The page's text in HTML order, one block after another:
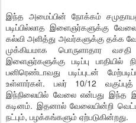
இந்த அமைப்பின் நோக்கம்
படிப்பில்லாத இளைஞர்களுக்கு
கல்வி அளித்து அவர்களுக்கு தக்க
முக்கியமாக பொருளாதார
இளைஞர்களுக்கு படிப்பு பாதியில்
பனிரெண்டாவது படிப்புடன்
உள்ளார்கள். பலர் 10/12
இந்நிலையில் வேலை என்பது இந்த
கடினம். இதனால் வேலையின்றி
நட்பும், பழக்கங்களும் ஏற்படுகின்றது.